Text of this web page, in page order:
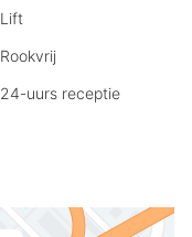
Lift
Rookvrij
24-uurs receptie